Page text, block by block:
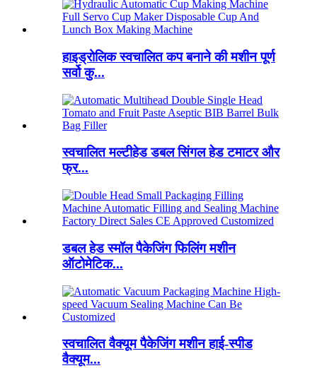
हाइड्रोलिक स्वचालित कप बनाने की मशीन पूर्ण
सर्वो कु...
स्वचालित मल्टीहेड डबल सिंगल हेड टमाटर और
फ्र...
डबल हेड स्मॉल पैकेजिंग फिलिंग मशीन
ऑटोमेटिक...
स्वचालित वैक्यूम पैकेजिंग मशीन हाई-स्पीड
वैक्यूम...